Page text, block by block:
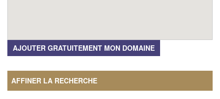
AJOUTER GRATUITEMENT MON DOMAINE
AFFINER LA RECHERCHE